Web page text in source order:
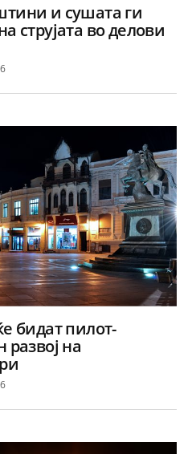
и сушата ги
струјата во делови
бидат пилот-
развој на